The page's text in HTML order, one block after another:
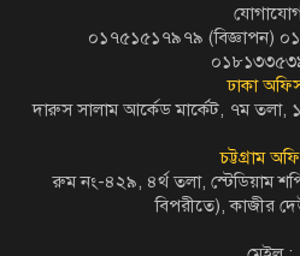
০১৭৫১৫১৭৯৭৯ (বিজ্ঞাপন)
ঢাকা
দারুস সালাম আর্কেড মার্কেট, ৭ম তলা,
চট্টগ্রাম
রুম নং-৪২৯, ৪র্থ তলা, স্টেডিয়াম
বিপরীতে), কাজীর